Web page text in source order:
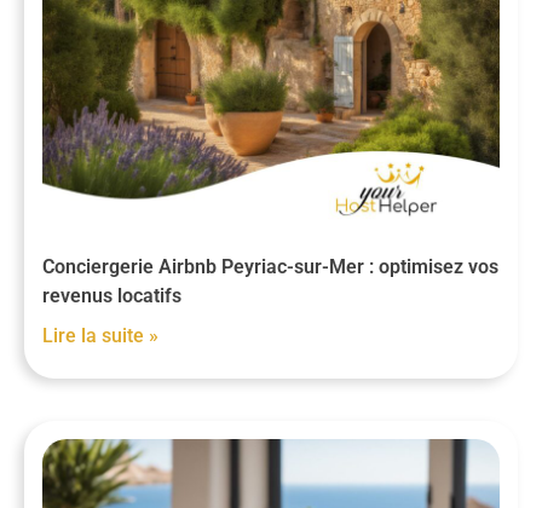
Conciergerie Airbnb Peyriac-sur-Mer : optimisez vos
revenus locatifs
Lire la suite »